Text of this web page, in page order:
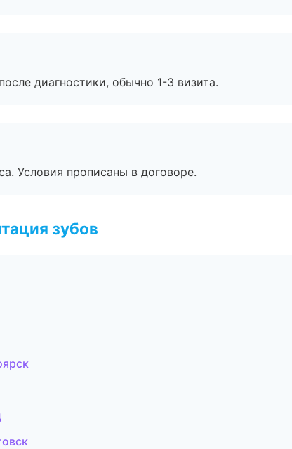
диагностики, обычно 1-3 визита.
Условия прописаны в договоре.
зубов